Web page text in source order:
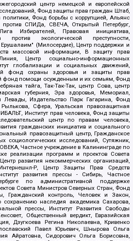
центр немецкой и европейской
Фонд защиты прав граждан Штаб,
политики, Фонд борьбы с коррупцией, Альянс
СПИДа, СВЕЧА, Открытый Петербург,
Избирателей, Правовая инициатива,
против экологической преступности,
(Милосердие), Центр поддержки и
массовой информации, В защиту прав
Центр социально-информационных
глобализации и социальных движений,
фонд охраны здоровья и защиты прав
фонд помощи осужденным и их семьям, Фонд
тайга, Так-Так-Так, центр Сова, центр
губерния, Эра здоровья, Мемориал,
Издательство Парк Гагарина, Фонд
Сфера, Уральская правозащитная
Институт прав человека, Фонд защиты
центр по правам человека,
гражданских инициатив и социального
правозащитный центр, Гражданское
социологических исследований, Сутяжник,
Частное учреждение в Калининграде по
реализации программ и проектов Совета
развития некоммерческих организаций,
Р, Центр Защиты Прав Средств
развития прессы - Сибирь, Частное
по административной поддержке
Совета Министров Северных Стран, Фонд
Гражданский контроль, Человек и Закон,
наследия академика Сахарова,
прессы, Институт Развития Свободы
Общественный вердикт, Евразийская
Дзугкоева Регина Николаевна, Кривенко
Павел Юрьевич, Шнырова Ольга
Айратовна, Сидорович Ольга Борисовна,